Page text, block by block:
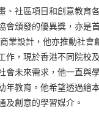
、社區項目和創意教育
會頒發的優異獎，亦是
業設計，他亦推動社會
作，現於香港不同院校
會未來需求，他一直與
年教育。他希望透過繪
及創意的學習媒介。